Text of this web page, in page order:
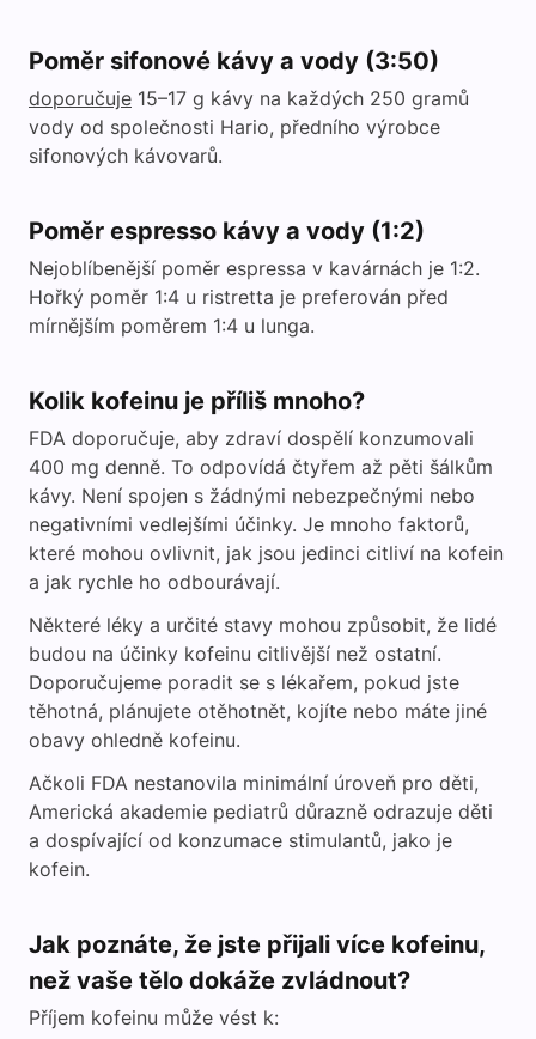
Poměr sifonové kávy a vody (3:50)
doporučuje 15–17 g kávy na každých 250 gramů
vody od společnosti Hario, předního výrobce
sifonových kávovarů.
Poměr espresso kávy a vody (1:2)
Nejoblíbenější poměr espressa v kavárnách je 1:2.
Hořký poměr 1:4 u ristretta je preferován před
mírnějším poměrem 1:4 u lunga.
Kolik kofeinu je příliš mnoho?
FDA doporučuje, aby zdraví dospělí konzumovali
400 mg denně. To odpovídá čtyřem až pěti šálkům
kávy. Není spojen s žádnými nebezpečnými nebo
negativními vedlejšími účinky. Je mnoho faktorů,
které mohou ovlivnit, jak jsou jedinci citliví na kofein
a jak rychle ho odbourávají.
Některé léky a určité stavy mohou způsobit, že lidé
budou na účinky kofeinu citlivější než ostatní.
Doporučujeme poradit se s lékařem, pokud jste
těhotná, plánujete otěhotnět, kojíte nebo máte jiné
obavy ohledně kofeinu.
Ačkoli FDA nestanovila minimální úroveň pro děti,
Americká akademie pediatrů důrazně odrazuje děti
a dospívající od konzumace stimulantů, jako je
kofein.
Jak poznáte, že jste přijali více kofeinu,
než vaše tělo dokáže zvládnout?
Příjem kofeinu může vést k: